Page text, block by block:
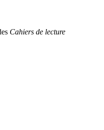
Cahiers de lecture